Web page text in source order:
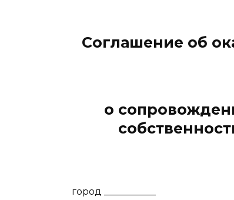
Соглашение об
о
город